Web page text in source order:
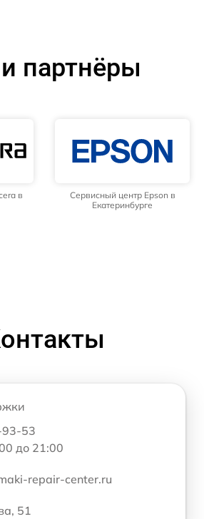
партнёры
в
Сервисный центр Epson в
Екатеринбурге
93-53
до 21:00
repair-center.ru
51